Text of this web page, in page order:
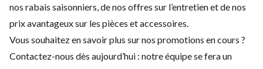
nos rabais saisonniers, de nos offres sur l’entretien et de nos
prix avantageux sur les pièces et accessoires.
Vous souhaitez en savoir plus sur nos promotions en cours ?
Contactez-nous dès aujourd’hui : notre équipe se fera un